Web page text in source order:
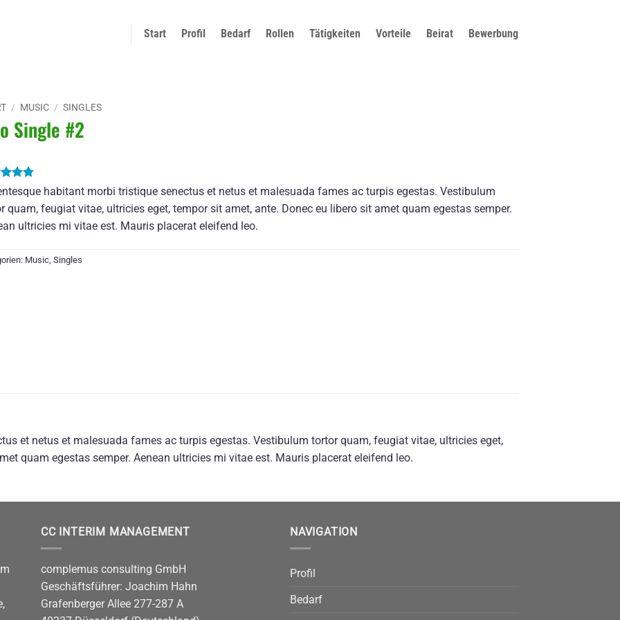
Start Profil Bedarf Rollen Tätigkeiten Vorteile Beirat Bewerbung
/ MUSIC / SINGLES
Single #2
habitant morbi tristique senectus et netus et malesuada fames ac turpis egestas. Vestibulum
quam, feugiat vitae, ultricies eget, tempor sit amet, ante. Donec eu libero sit amet quam egestas semper.
ultricies mi vitae est. Mauris placerat eleifend leo.
Music Singles
et netus et malesuada fames ac turpis egestas. Vestibulum tortor quam, feugiat vitae, ultricies eget,
quam egestas semper. Aenean ultricies mi vitae est. Mauris placerat eleifend leo.
CC INTERIM MANAGEMENT
complemus consulting GmbH
Geschäftsführer: Joachim Hahn
Grafenberger Allee 277-287 A
NAVIGATION
Profil
Bedarf